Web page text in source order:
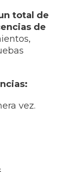
total de
de
vez.